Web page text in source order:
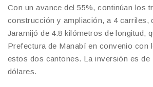
Con un avance del 55%, continúan los
construcción y ampliación, a 4 carriles,
Jaramijó de 4.8 kilómetros de longitud,
Prefectura de Manabí en convenio con
estos dos cantones. La inversión es de
dólares.